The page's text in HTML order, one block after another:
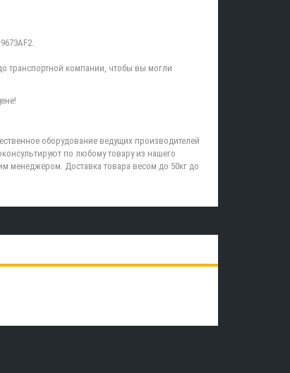
транспортной компании, чтобы вы могли
оборудование ведущих производителей
по любому товару из нашего
менеджером. Доставка товара весом до 50кг до